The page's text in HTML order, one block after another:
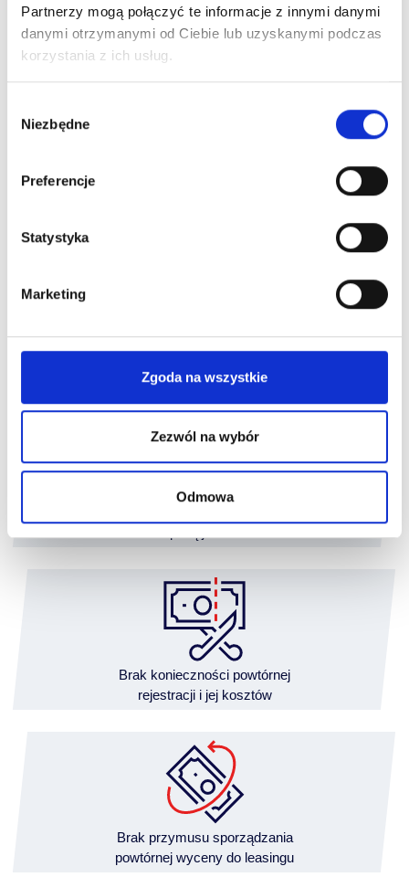
Partnerzy mogą połączyć te informacje z innymi danymi
danymi otrzymanymi od Ciebie lub uzyskanymi podczas
korzystania z ich usług.
zgody
Niezbędne
Preferencje
Statystyka
Marketing
Zgoda na wszystkie
Zezwól na wybór
Odmowa
Ciebie
informacje
niezbędne
najkorzystniejszą
ofertę Leasingu
Dlaczego warto?
Brak konieczności powtórnej
rejestracji i jej kosztów
Brak przymusu sporządzania
powtórnej wyceny do leasingu